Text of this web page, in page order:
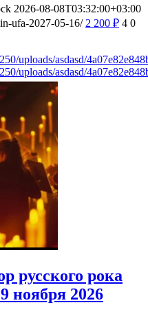
2026-08-08T03:32:00+03:00
ufa-2027-05-16/ 2 200 ₽ 4 0
uploads/asdasd/
uploads/asdasd/
русского рока
ноября 2026